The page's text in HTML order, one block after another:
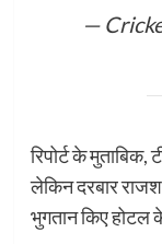
—
रिपोर्ट के मुताबिक,
लेकिन दरबार
भुगतान किए